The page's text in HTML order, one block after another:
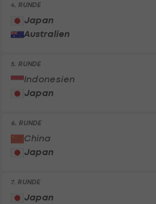
4. RUNDE
Japan
Australien
5. RUNDE
Indonesien
Japan
6. RUNDE
China
Japan
7. RUNDE
Japan